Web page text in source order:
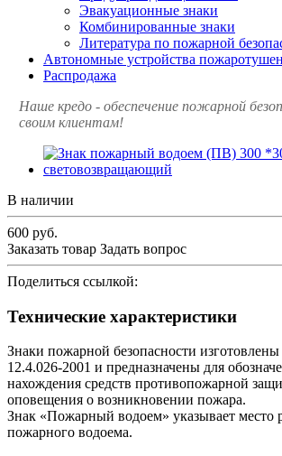
Эвакуационные знаки
Комбинированные знаки
Литература по пожарной
Автономные устройства
Распродажа
Наше кредо - обеспечение пожарной
своим клиентам!
В наличии
600 руб.
Заказать товар Задать вопрос
Поделиться ссылкой:
Технические характеристики
Знаки пожарной безопасности
12.4.026-2001 и предназначены для
нахождения средств противопожарной
оповещения о возникновении пожара.
Знак «Пожарный водоем» указывает место
пожарного водоема.